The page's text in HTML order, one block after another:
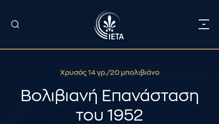
Χρυσός 14 γρ./20 μπολιβιάνο
Βολιβιανή Επανάσταση
του 1952